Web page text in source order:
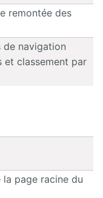
remontée des
de navigation
et classement par
page racine du